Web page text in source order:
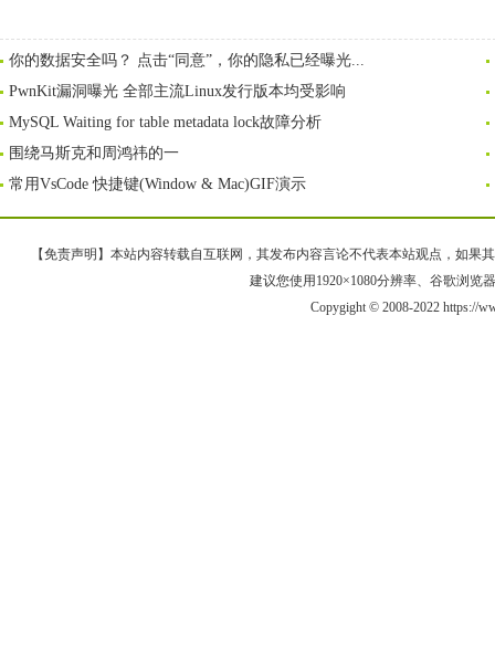
你的数据安全吗？ 点击“同意”，你的隐私已经曝光...
PwnKit漏洞曝光 全部主流Linux发行版本均受影响
MySQL Waiting for table metadata lock故障分析
围绕马斯克和周鸿祎的一
常用VsCode 快捷键(Window & Mac)GIF演示
【免责声明】本站内容转载自互联网，其发布内容言论不代表本站观点，如果
建议您使用1920×1080分辨率、谷歌浏览
Copygight © 2008-2022 https://